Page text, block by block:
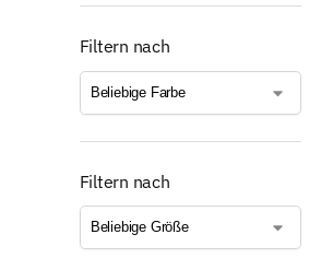
Filtern nach
Filtern nach